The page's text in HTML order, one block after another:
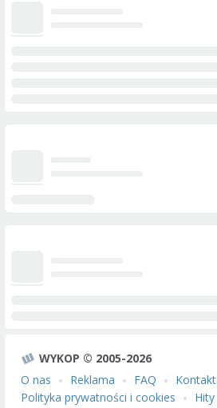
WYKOP © 2005-2026
O nas
Reklama FAQ Kontakt
Polityka prywatności i cookies
Hity